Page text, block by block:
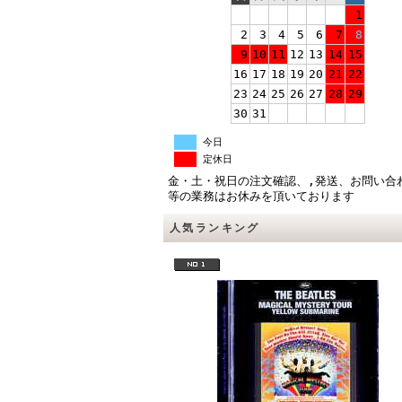
1
2
3 4 5 6 7
8
9 10 11 12 13 14 15
16 17 18 19 20 21 22
23 24 25 26 27 28 29
30 31
今日
定休日
金・土・祝日の注文確認、,発送、お問い合
等の業務はお休みを頂いております
人気ランキング